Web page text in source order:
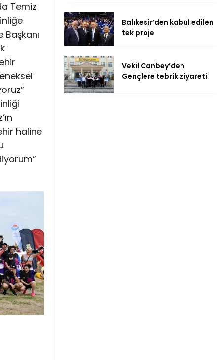
Temiz
haline
Balıkesir’den kabul edilen
tek proje
Vekil Canbey’den
Gençlere tebrik ziyareti